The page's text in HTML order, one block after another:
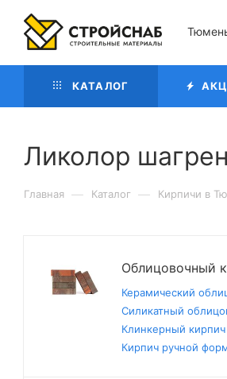
КАТАЛОГ
Ликолор
Главная — Каталог — Кирпичи в
Облицовочный
Керамический
Силикатный
Клинкерный кирпич
Кирпич ручной